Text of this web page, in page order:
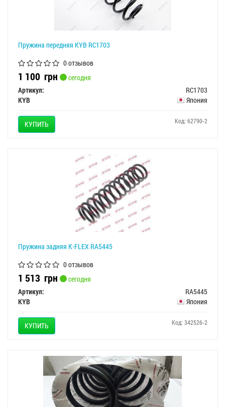
Пружина передняя KYB RC1703
0 отзывов
1 100 грн
сегодня
Артикул:
RC1703
KYB
Япония
КУПИТЬ Код: 62790-2
Пружина задняя K-FLEX RA5445
0 отзывов
1 513 грн
сегодня
Артикул:
RA5445
KYB
Япония
КУПИТЬ Код: 342526-2